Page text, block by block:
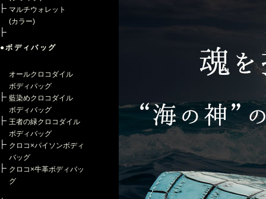
マルチウォレット
(カラー)
●ボディバッグ
オールクロコダイル
ボディバッグ
藍染めクロコダイル
ボディバッグ
王者の緑クロコダイル
ボディバッグ
クロコ×パイソンボディ
バッグ
クロコ×牛革ボディバッ
グ